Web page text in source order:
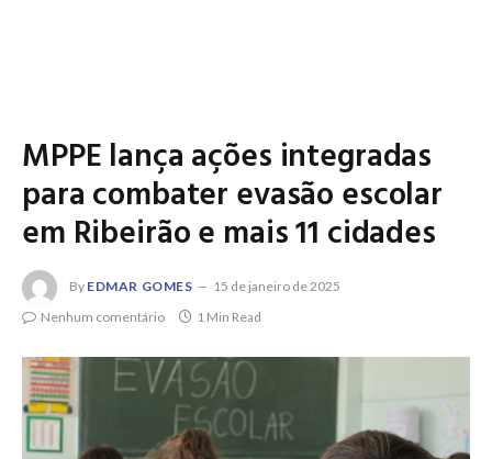
MPPE lança ações integradas
para combater evasão escolar
em Ribeirão e mais 11 cidades
By EDMAR GOMES
15 de janeiro de 2025
Nenhum comentário
1 Min Read